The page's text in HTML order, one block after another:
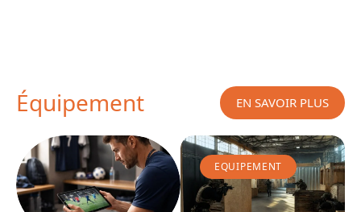
Équipement EN SAVOIR PLUS
EQUIPEMENT